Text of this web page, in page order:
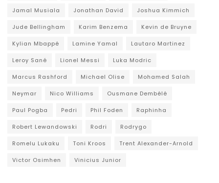
Jamal Musiala Jonathan David Joshua Kimmich
Jude Bellingham Karim Benzema Kevin de Bruyne
Kylian Mbappé Lamine Yamal Lautaro Martinez
Leroy Sané Lionel Messi Luka Modric
Marcus Rashford Michael Olise Mohamed Salah
Neymar Nico Williams Ousmane Dembélé
Paul Pogba Pedri Phil Foden Raphinha
Robert Lewandowski Rodri Rodrygo
Romelu Lukaku Toni Kroos Trent Alexander-Arnold
Victor Osimhen Vinicius Junior